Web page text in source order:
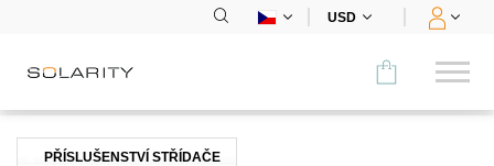
USD
Porovnat
PŘÍSLUŠENSTVÍ STŘÍDAČE